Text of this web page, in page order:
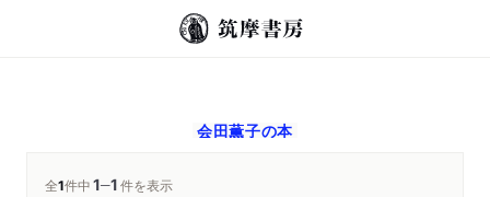
会田薫子の本
全1件中1─1件を表示